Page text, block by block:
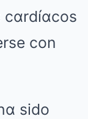
cαrdíαcos
con
sido